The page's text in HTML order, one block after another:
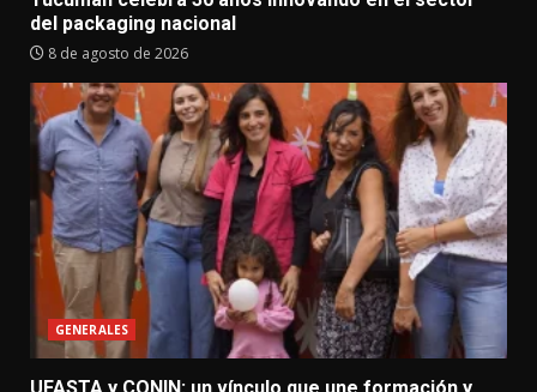
del packaging nacional
8 de agosto de 2026
GENERALES